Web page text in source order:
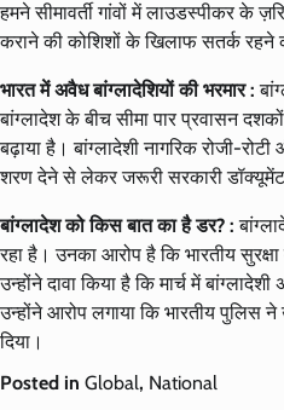
हमने सीमावर्ती गांवों में लाउडस्पीकर के
कराने की कोशिशों के खिलाफ सतर्क
भारत में अवैध बांग्लादेशियों की भरमार :
बांग्लादेश के बीच सीमा पार प्रवासन
बढ़ाया है। बांग्लादेशी नागरिक रोजी-
शरण देने से लेकर जरूरी सरकारी
बांग्लादेश को किस बात का है डर? :
रहा है। उनका आरोप है कि भारतीय
उन्होंने दावा किया है कि मार्च में
उन्होंने आरोप लगाया कि भारतीय पुलिस
दिया।
Posted in Global, National